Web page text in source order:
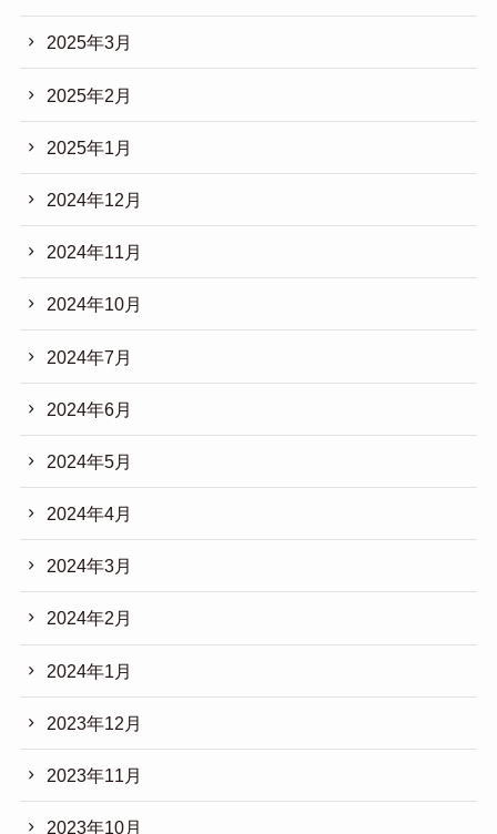
2025年3月
2025年2月
2025年1月
2024年12月
2024年11月
2024年10月
2024年7月
2024年6月
2024年5月
2024年4月
2024年3月
2024年2月
2024年1月
2023年12月
2023年11月
2023年10月